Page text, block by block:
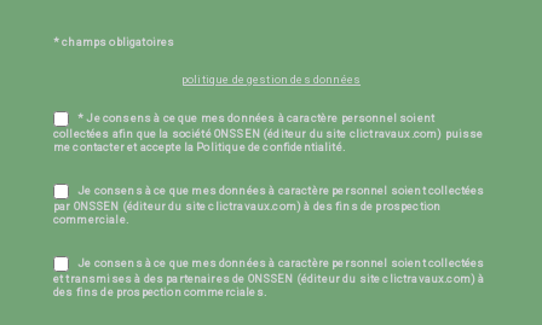
* champs obligatoires
politique de gestion des données
* Je consens à ce que mes données à caractère personnel soient
collectées afin que la société ONSSEN (éditeur du site clictravaux.com) puisse
me contacter et accepte la Politique de confidentialité.
Je consens à ce que mes données à caractère personnel soient collectées
par ONSSEN (éditeur du site clictravaux.com) à des fins de prospection
commerciale.
Je consens à ce que mes données à caractère personnel soient collectées
et transmises à des partenaires de ONSSEN (éditeur du site clictravaux.com) à
des fins de prospection commerciales.